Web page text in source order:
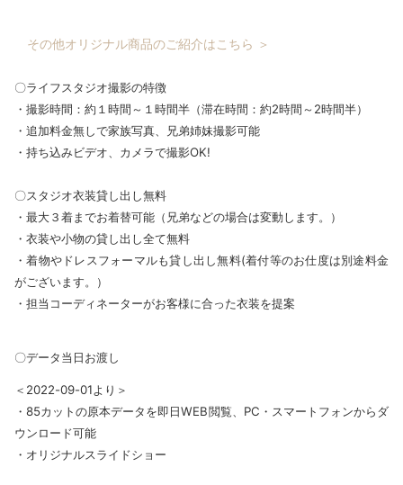
その他オリジナル商品のご紹介はこちら ＞
〇ライフスタジオ撮影の特徴
・撮影時間：約１時間～１時間半（滞在時間：約2時間～2時間半）
・追加料金無しで家族写真、兄弟姉妹撮影可能
・持ち込みビデオ、カメラで撮影OK!
〇スタジオ衣装貸し出し無料
・最大３着までお着替可能（兄弟などの場合は変動します。）
・衣装や小物の貸し出し全て無料
・着物やドレスフォーマルも貸し出し無料(着付等のお仕度は別途料金
がございます。）
・担当コーディネーターがお客様に合った衣装を提案
〇データ当日お渡し
＜2022-09-01より＞
・85カットの原本データを即日WEB閲覧、PC・スマートフォンからダ
ウンロード可能
・オリジナルスライドショー